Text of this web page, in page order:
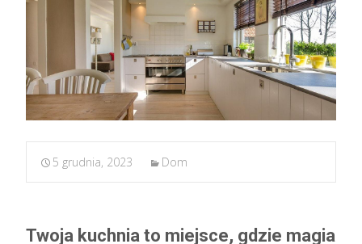
5 grudnia, 2023 Dom
Twoja kuchnia to miejsce, gdzie magia